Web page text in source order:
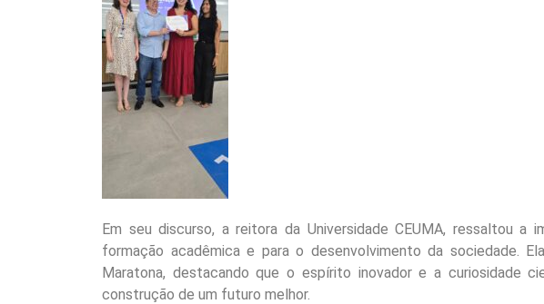
Em seu discurso, a reitora da Universidade CEUMA, ressaltou a
formação acadêmica e para o desenvolvimento da sociedade.
Maratona, destacando que o espírito inovador e a curiosidade
construção de um futuro melhor.